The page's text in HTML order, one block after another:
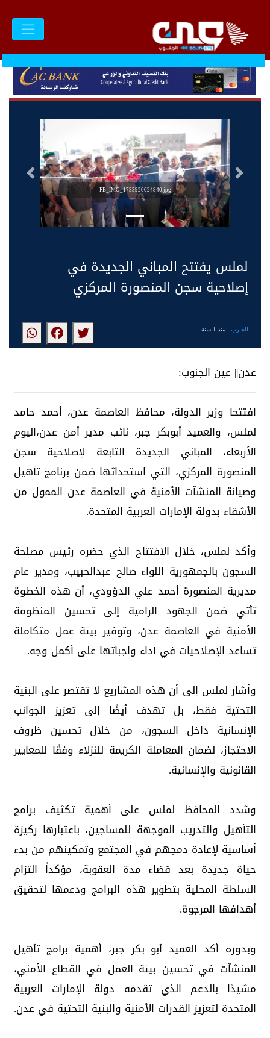
FB_IMG_1733920024840.jpg
التالى السابق
لملس يفتتح المباني الجديدة في
إصلاحية سجن المنصورة المركزي
الجنوب- منذ 1 سنة
عدن|| عين الجنوب:
افتتحا وزير الدولة، محافظ العاصمة عدن، أحمد حامد
لملس، والعميد أبوبكر جبر، نائب مدير أمن عدن،اليوم
الأربعاء، المباني الجديدة التابعة لإصلاحية سجن
المنصورة المركزي، التي استحداثها ضمن برنامج تأهيل
وصيانة المنشآت الأمنية في العاصمة عدن الممول من
الأشقاء بدولة الإمارات العربية المتحدة.
وأكد لملس، خلال الافتتاح الذي حضره رئيس مصلحة
السجون بالجمهورية اللواء صالح عبدالحبيب، ومدير عام
مديرية المنصورة أحمد علي الدؤودي، أن هذه الخطوة
تأتي ضمن الجهود الرامية إلى تحسين المنظومة
الأمنية في العاصمة عدن، وتوفير بيئة عمل متكاملة
تساعد الإصلاحيات في أداء واجباتها على أكمل وجه.
وأشار لملس إلى أن هذه المشاريع لا تقتصر على البنية
التحتية فقط، بل تهدف أيضًا إلى تعزيز الجوانب
الإنسانية داخل السجون، من خلال تحسين ظروف
الاحتجاز، لضمان المعاملة الكريمة للنزلاء وفقًا للمعايير
القانونية والإنسانية.
وشدد المحافظ لملس على أهمية تكثيف برامج
التأهيل والتدريب الموجهة للمساجين، باعتبارها ركيزة
أساسية لإعادة دمجهم في المجتمع وتمكينهم من بدء
حياة جديدة بعد قضاء مدة العقوبة، مؤكداً التزام
السلطة المحلية بتطوير هذه البرامج ودعمها لتحقيق
أهدافها المرجوة.
وبدوره أكد العميد أبو بكر جبر، أهمية برامج تأهيل
المنشآت في تحسين بيئة العمل في القطاع الأمني،
مشيدًا بالدعم الذي تقدمه دولة الإمارات العربية
المتحدة لتعزيز القدرات الأمنية والبنية التحتية في عدن.